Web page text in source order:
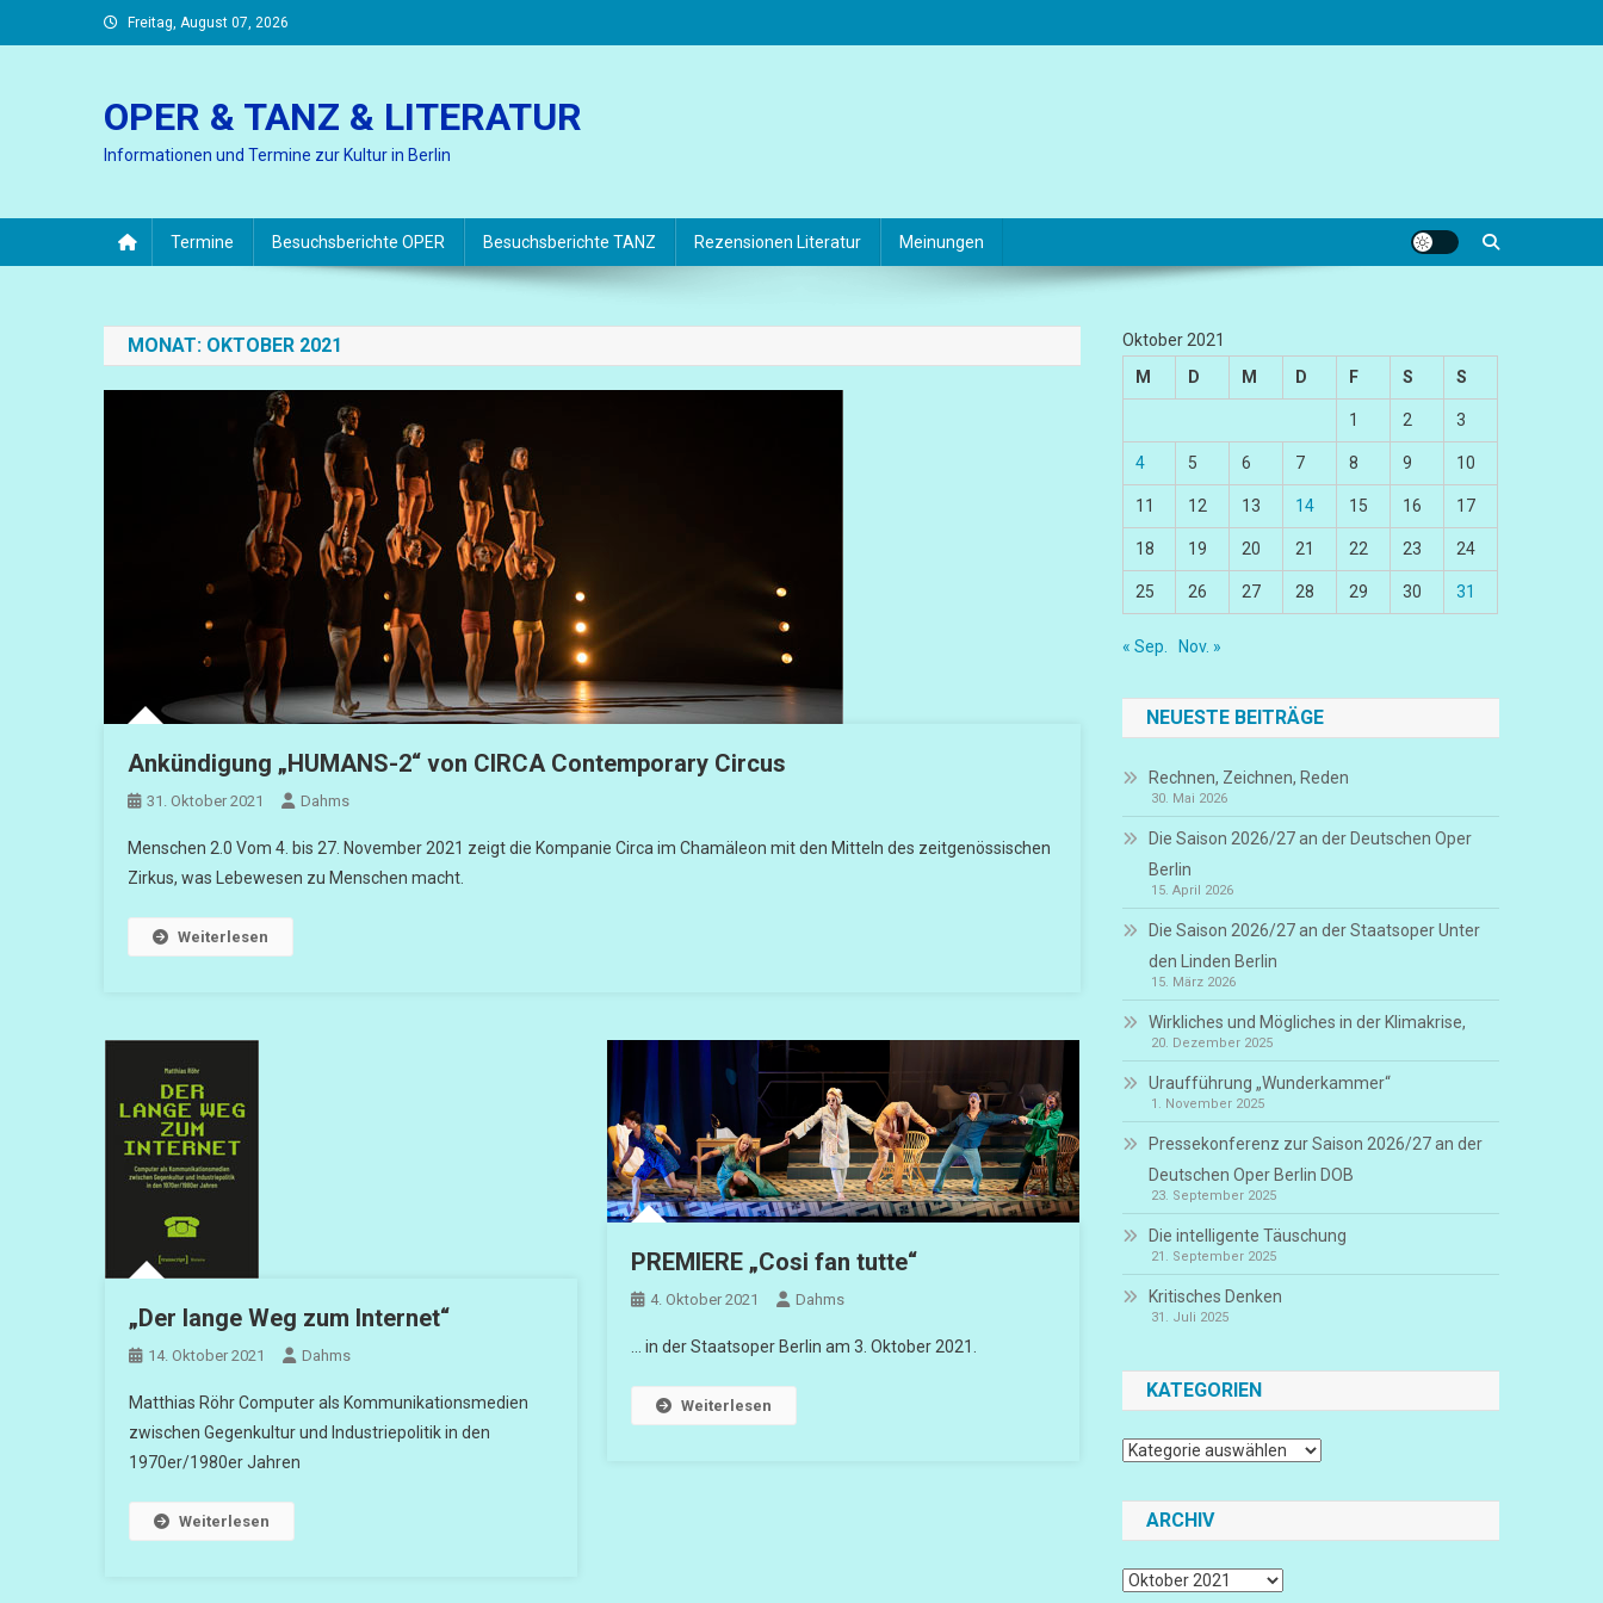
to
Freitag, August 07, 2026
OPER & TANZ & LITERATUR
Informationen und Termine zur Kultur in Berlin
Termine Besuchsberichte OPER Besuchsberichte TANZ Rezensionen Literatur Meinungen
MONAT: OKTOBER 2021
Ankündigung „HUMANS-2“ von CIRCA Contemporary Circus
31. Oktober 2021 Dahms
Menschen 2.0 Vom 4. bis 27. November 2021 zeigt die Kompanie Circa im Chamäleon mit den Mitteln des zeitgenössischen
Zirkus, was Lebewesen zu Menschen macht.
Weiterlesen
„Der lange Weg zum Internet“
14. Oktober 2021 Dahms
Matthias Röhr Computer als Kommunikationsmedien
zwischen Gegenkultur und Industriepolitik in den
1970er/1980er Jahren
Weiterlesen
PREMIERE „Cosi fan tutte“
4. Oktober 2021 Dahms
… in der Staatsoper Berlin am 3. Oktober 2021.
Weiterlesen
Oktober 2021
M
D M D F S S
1 2 3
4 5 6 7 8 9 10
11 12 13 14 15 16 17
18 19 20 21 22 23 24
25 26 27 28 29 30 31
« Sep. Nov. »
NEUESTE BEITRÄGE
Rechnen, Zeichnen, Reden
30. Mai 2026
Die Saison 2026/27 an der Deutschen Oper
Berlin
15. April 2026
Die Saison 2026/27 an der Staatsoper Unter
den Linden Berlin
15. März 2026
Wirkliches und Mögliches in der Klimakrise,
20. Dezember 2025
Uraufführung „Wunderkammer“
1. November 2025
Pressekonferenz zur Saison 2026/27 an der
Deutschen Oper Berlin DOB
23. September 2025
Die intelligente Täuschung
21. September 2025
Kritisches Denken
31. Juli 2025
KATEGORIEN
Kategorien
ARCHIV
Archiv